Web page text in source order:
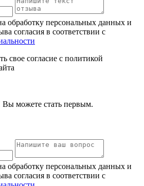
обработку персональных данных и
согласия в соответствии с
свое согласие с политикой
можете стать первым.
обработку персональных данных и
согласия в соответствии с